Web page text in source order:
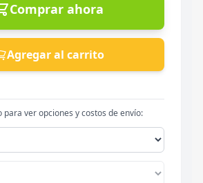
Comprar ahora
Agregar al carrito
ver opciones y costos de envío: